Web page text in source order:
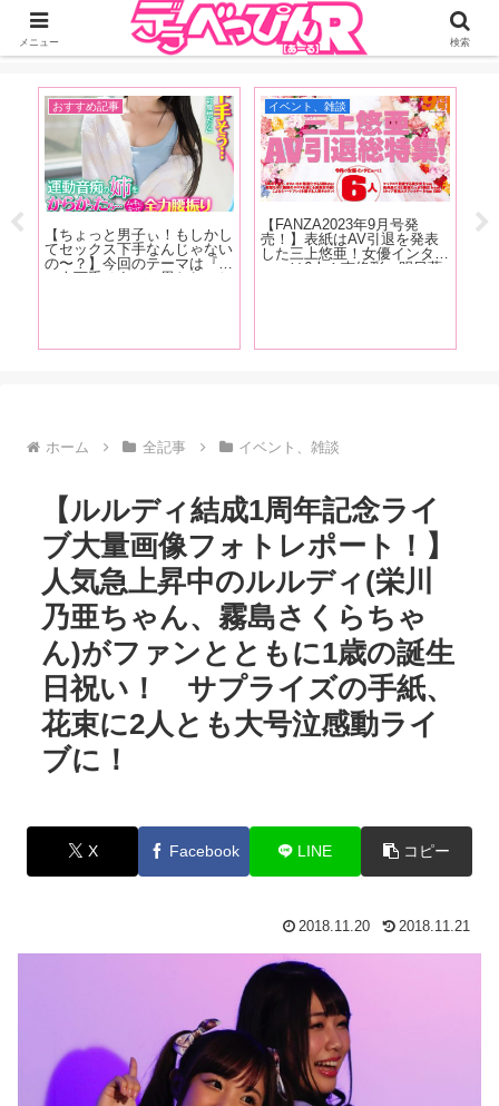
ジーオーティーが運営するちょっとHなニュースサイ。サイト内のリンクには
DMMアフィリエイトが含まれているものがあります
子ぃ！もしかし
手なんじゃない
のテーマは『こ
と思われてし
イベント、雑談
【FANZA2023年9月号発
売！】表紙はAV引退を発表
した三上悠亜！女優インタビ
ューは6人！南條彩、明日葉
AV女優
【『FANZA』2022年4
売！】表紙はS1デビ
天然Hカップインフル
ー・うんぱい！インタ
ホーム 全記事 イベント、雑談
【ルルディ結成1周年記念ライ
ブ大量画像フォトレポート！】
人気急上昇中のルルディ(栄川
乃亜ちゃん、霧島さくらちゃ
ん)がファンとともに1歳の誕生
日祝い！ サプライズの手紙、
花束に2人とも大号泣感動ライ
ブに！
X Facebook LINE コピー
2018.11.20 2018.11.21
メニュー 検索